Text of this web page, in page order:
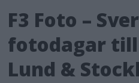
F3 Foto –
fotodagar
Lund &